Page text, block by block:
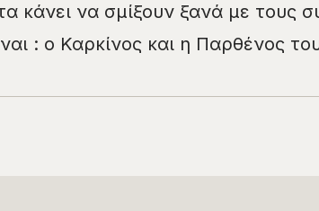
κάνει να σμίξουν ξανά με τους
: ο Καρκίνος και η Παρθένος